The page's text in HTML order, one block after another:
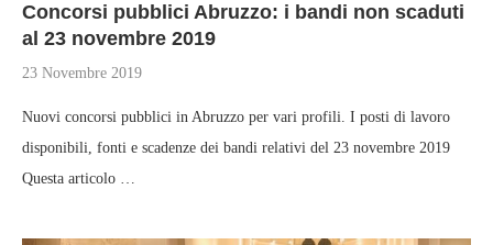
Concorsi pubblici Abruzzo: i bandi non scaduti
al 23 novembre 2019
23 Novembre 2019
Nuovi concorsi pubblici in Abruzzo per vari profili. I posti di lavoro
disponibili, fonti e scadenze dei bandi relativi del 23 novembre 2019
Questa articolo …